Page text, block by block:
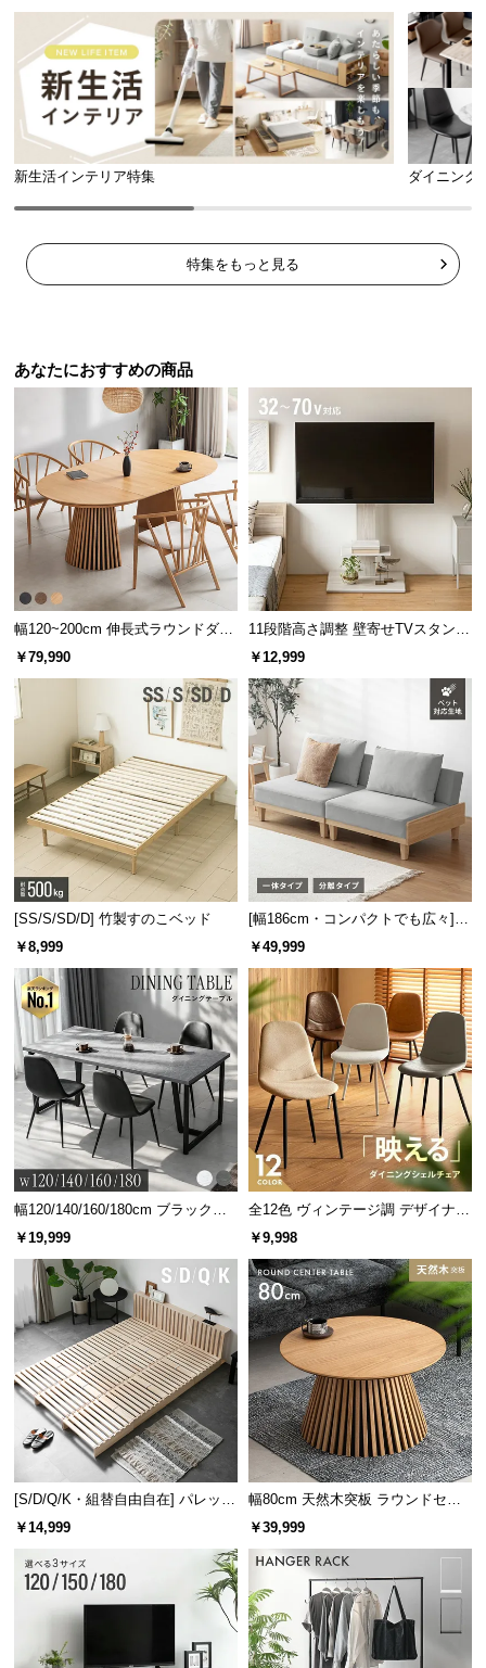
新生活インテリア特集 ダイニング
特集をもっと見る
あなたにおすすめの商品
幅120~200cm 伸長式ラウンドダイ
ニングテーブル 6人掛け 天然木突
￥79,990
11段階高さ調整 壁寄せTVスタンド
キャスター付き 上下左右角度調節
￥12,999
[SS/S/SD/D] 竹製すのこベッド
￥8,999
[幅186cm・コンパクトでも広々] 3
人掛けソファベッド リクライニン
￥49,999
幅120/140/160/180cm ブラックフ
レーム ダイニング 大理石調 4人掛
￥19,999
全12色 ヴィンテージ調 デザイナー
ズシェルチェア
￥9,998
[S/D/Q/K・組替自由自在] パレット
ベッド 8/12/16枚セット
￥14,999
幅80cm 天然木突板 ラウンドセン
ターテーブル 美しい格子デザイン
￥39,999